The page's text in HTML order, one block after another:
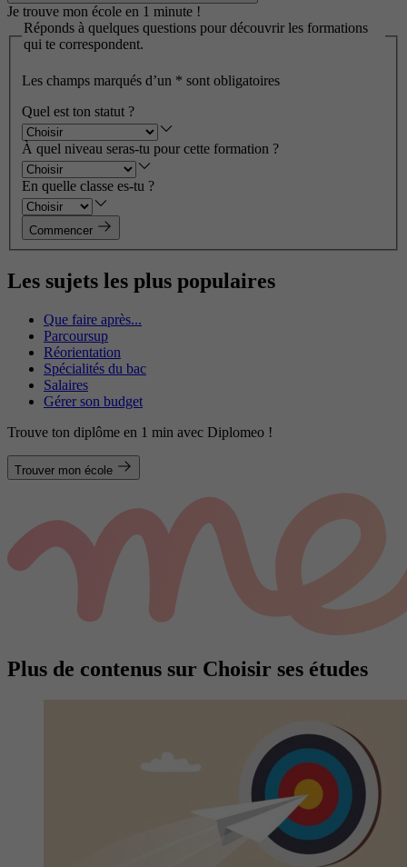
Je trouve mon école en 1 minute !
Réponds à quelques questions pour découvrir les formations
qui te correspondent.
Les champs marqués d’un * sont obligatoires
Quel est ton statut ?
À quel niveau seras-tu pour cette formation ?
En quelle classe es-tu ?
Commencer
Les sujets les plus populaires
Que faire après...
Parcoursup
Réorientation
Spécialités du bac
Salaires
Gérer son budget
Trouve ton diplôme en 1 min avec Diplomeo !
Trouver mon école
Plus de contenus sur Choisir ses études